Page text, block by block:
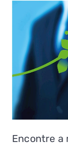
Encontre a